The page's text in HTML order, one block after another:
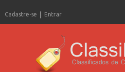
Cadastre-se Entrar